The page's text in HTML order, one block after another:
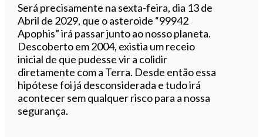
Será precisamente na sexta-feira, dia 13 de
Abril de 2029, que o asteroide “99942
Apophis” irá passar junto ao nosso planeta.
Descoberto em 2004, existia um receio
inicial de que pudesse vir a colidir
diretamente com a Terra. Desde então essa
hipótese foi já desconsiderada e tudo irá
acontecer sem qualquer risco para a nossa
segurança.